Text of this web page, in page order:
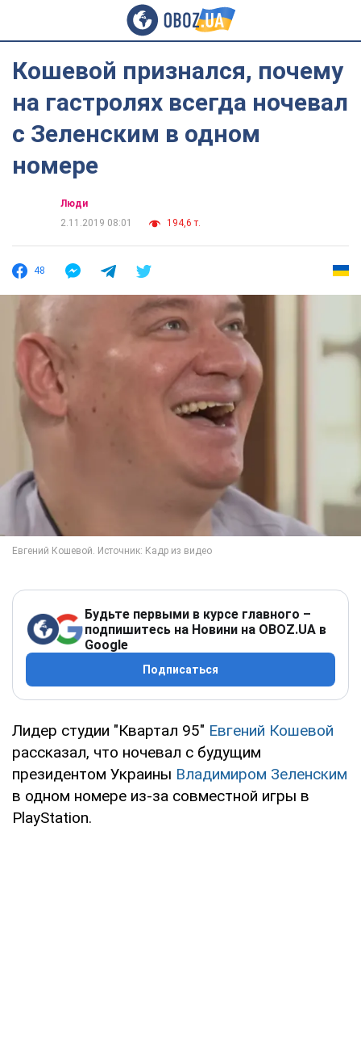
Кошевой признался, почему
на гастролях всегда ночевал
с Зеленским в одном
номере
Люди
2.11.2019 08:01
194,6 т.
48
Будьте первыми в курсе главного –
подпишитесь на Новини на OBOZ.UA в
Google
Подписаться
Лидер студии "Квартал 95" Евгений Кошевой
рассказал, что ночевал с будущим
президентом Украины Владимиром Зеленским
в одном номере из-за совместной игры в
PlayStation.